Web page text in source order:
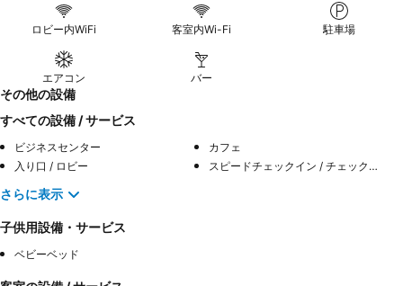
ロビー内WiFi 客室内Wi-Fi 駐車場
エアコン バー
その他の設備
すべての設備 / サービス
ビジネスセンター
カフェ
入り口 / ロビー
スピードチェックイン / チェックアウト
さらに表示
子供用設備・サービス
ベビーベッド